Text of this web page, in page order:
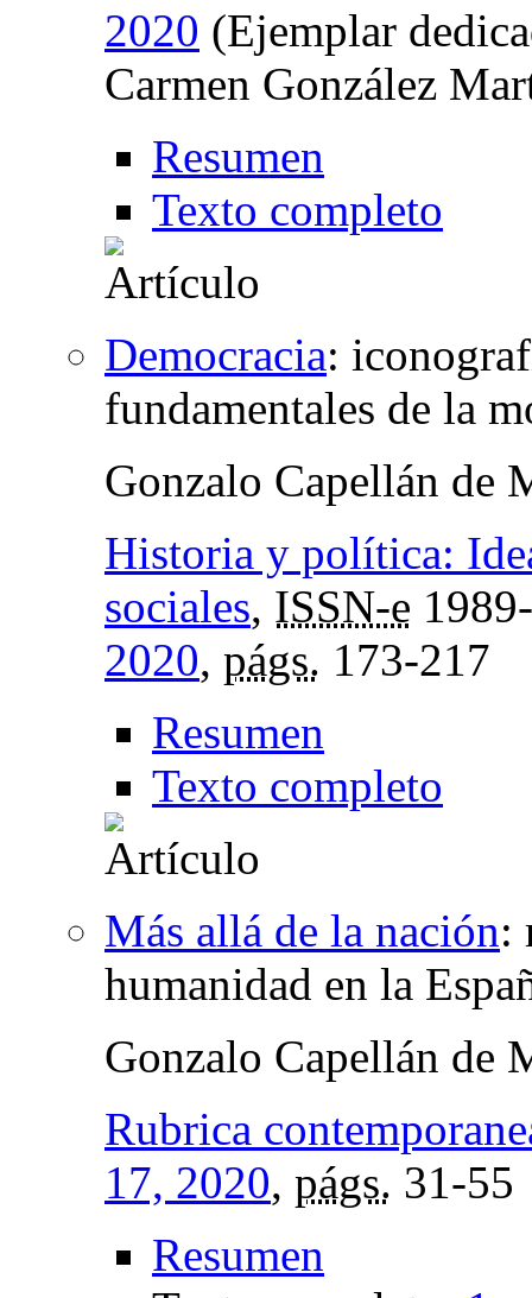
2020 (Ejemplar
Carmen González
Resumen
Texto completo
Democracia:
fundamentales de la
Gonzalo Capellán de
Historia y política:
sociales, ISSN-e
2020, págs. 173-217
Resumen
Texto completo
Más allá de la nación:
humanidad en la
Gonzalo Capellán de
Rubrica
17, 2020, págs. 31-55
Resumen